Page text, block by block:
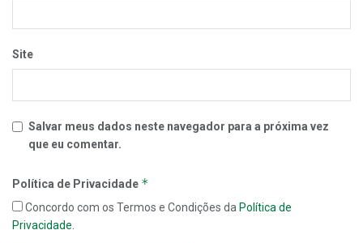
Site
Salvar meus dados neste navegador para a próxima vez
que eu comentar.
Política de Privacidade *
Concordo com os Termos e Condições da Política de
Privacidade.